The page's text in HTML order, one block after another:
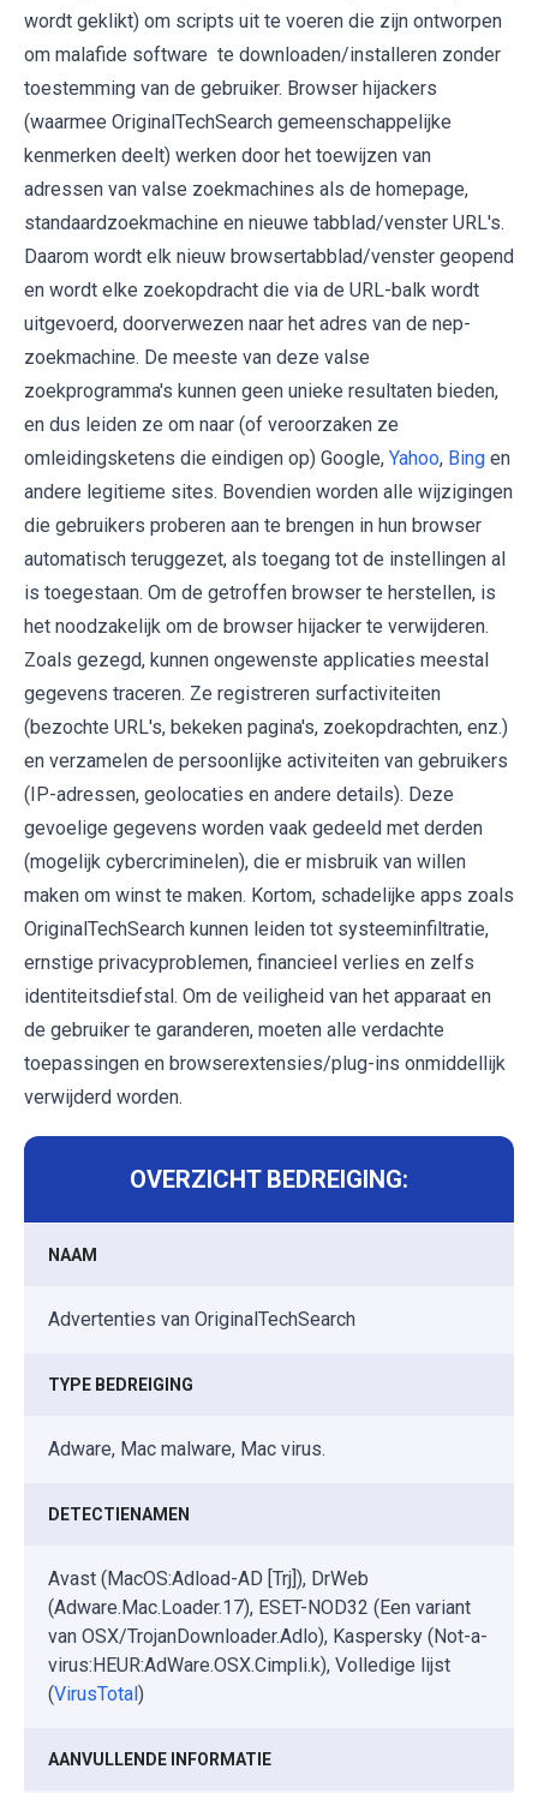
wordt geklikt) om scripts uit te voeren die zijn ontworpen
om malafide software te downloaden/installeren zonder
toestemming van de gebruiker. Browser hijackers
(waarmee OriginalTechSearch gemeenschappelijke
kenmerken deelt) werken door het toewijzen van
adressen van valse zoekmachines als de homepage,
standaardzoekmachine en nieuwe tabblad/venster URL's.
Daarom wordt elk nieuw browsertabblad/venster geopend
en wordt elke zoekopdracht die via de URL-balk wordt
uitgevoerd, doorverwezen naar het adres van de nep-
zoekmachine. De meeste van deze valse
zoekprogramma's kunnen geen unieke resultaten bieden,
en dus leiden ze om naar (of veroorzaken ze
omleidingsketens die eindigen op) Google, Yahoo, Bing en
andere legitieme sites. Bovendien worden alle wijzigingen
die gebruikers proberen aan te brengen in hun browser
automatisch teruggezet, als toegang tot de instellingen al
is toegestaan. Om de getroffen browser te herstellen, is
het noodzakelijk om de browser hijacker te verwijderen.
Zoals gezegd, kunnen ongewenste applicaties meestal
gegevens traceren. Ze registreren surfactiviteiten
(bezochte URL's, bekeken pagina's, zoekopdrachten, enz.)
en verzamelen de persoonlijke activiteiten van gebruikers
(IP-adressen, geolocaties en andere details). Deze
gevoelige gegevens worden vaak gedeeld met derden
(mogelijk cybercriminelen), die er misbruik van willen
maken om winst te maken. Kortom, schadelijke apps zoals
OriginalTechSearch kunnen leiden tot systeeminfiltratie,
ernstige privacyproblemen, financieel verlies en zelfs
identiteitsdiefstal. Om de veiligheid van het apparaat en
de gebruiker te garanderen, moeten alle verdachte
toepassingen en browserextensies/plug-ins onmiddellijk
verwijderd worden.
OVERZICHT BEDREIGING:
NAAM
Advertenties van OriginalTechSearch
TYPE BEDREIGING
Adware, Mac malware, Mac virus.
DETECTIENAMEN
Avast (MacOS:Adload-AD [Trj]), DrWeb
(Adware.Mac.Loader.17), ESET-NOD32 (Een variant
van OSX/TrojanDownloader.Adlo), Kaspersky (Not-a-
virus:HEUR:AdWare.OSX.Cimpli.k), Volledige lijst
(VirusTotal)
AANVULLENDE INFORMATIE